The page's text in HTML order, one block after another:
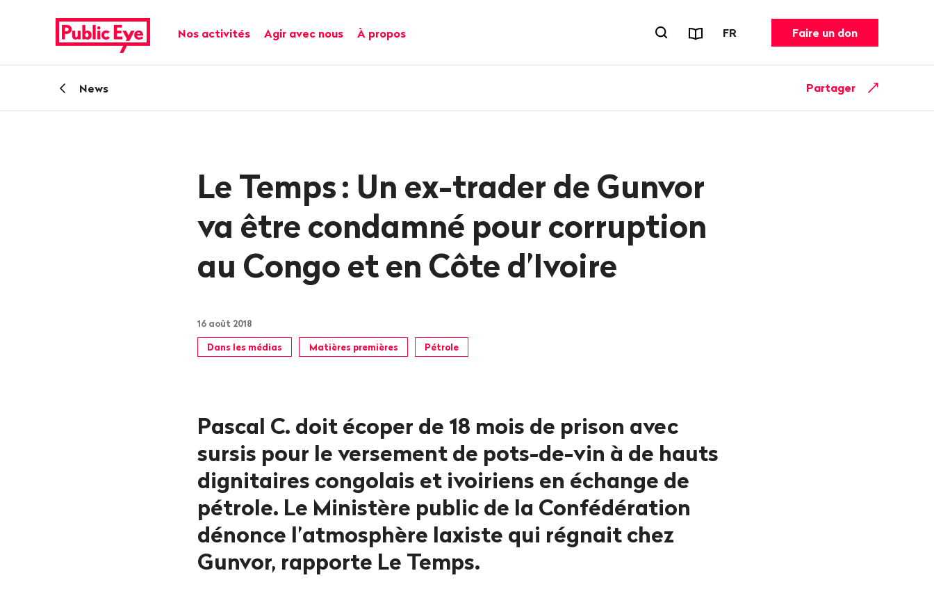
publiceye.ch
Navigation principale
Nos activités Agir avec nous À propos Ouvrir le formulaire de recherche
Rapports et dépliants
FR CHANGER DE LANGUE. LANGUE
Faire un don
RetourNews Partager
Le Temps: Un ex-trader de Gunvor
va être condamné pour corruption
au Congo et en Côte d’Ivoire
16 août 2018
Dans les médias Matières premières Pétrole
Pascal C. doit écoper de 18 mois de prison avec
sursis pour le versement de pots-de-vin à de hauts
dignitaires congolais et ivoiriens en échange de
pétrole. Le Ministère public de la Confédération
dénonce l’atmosphère laxiste qui régnait chez
Gunvor, rapporte Le Temps.